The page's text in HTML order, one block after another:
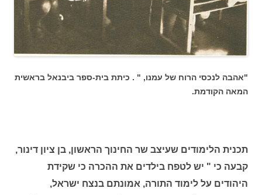
"אהבה לנכסי הרוח של עמנו, " . כיתת בית-ספר ביבנאל בראשית
המאה הקודמת.
תכנית הלימודים שעיצב שר החינוך הראשון, בן ציון דינור,
קבעה כי " יש לטפח בילדים את ההכרה כי שקידת
היהודים על לימוד התורה, אמונתם בנצח ישראל,